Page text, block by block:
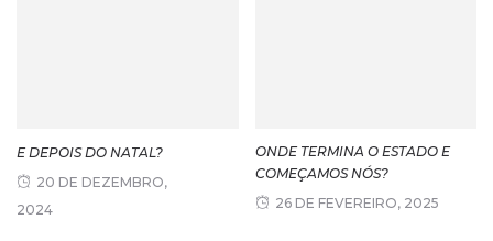
E DEPOIS DO NATAL?
20 DE DEZEMBRO,
2024
ONDE TERMINA O ESTADO E
COMEÇAMOS NÓS?
26 DE FEVEREIRO, 2025